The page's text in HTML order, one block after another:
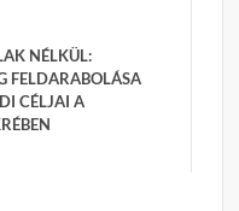
NÉLKÜL:
FELDARABOLÁSA
CÉLJAI A